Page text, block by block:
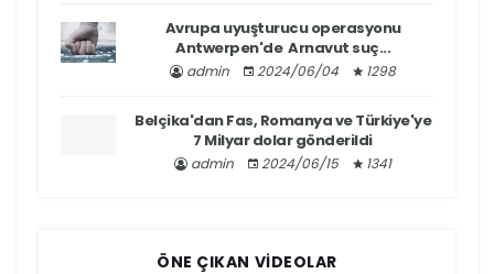
Avrupa uyuşturucu operasyonu
Antwerpen'de Arnavut suç...
admin 2024/06/04 1298
Belçika'dan Fas, Romanya ve Türkiye'ye
7 Milyar dolar gönderildi
admin 2024/06/15 1341
ÖNE ÇIKAN VIDEOLAR